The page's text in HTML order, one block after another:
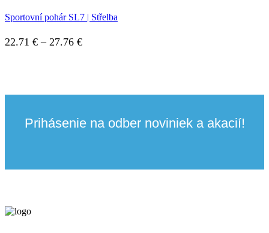
Sportovní pohár SL7 | Střelba
22.71 € – 27.76 €
Prihásenie na odber noviniek a akacií!